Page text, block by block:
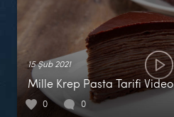
15 Şub 2021
Mille Krep Pasta Tarifi Video
0 0